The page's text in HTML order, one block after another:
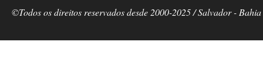
©Todos os direitos reservados desde 2000-2025 / Salvador -